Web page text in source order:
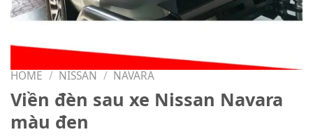
HOME / NISSAN / NAVARA
Viền đèn sau xe Nissan Navara
màu đen